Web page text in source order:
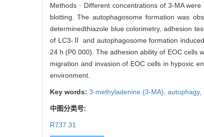
Methods · Different concentrations of 3-MA
blotting. The autophagosome formation was
determinedthiazole blue colorimetry, adhesion
of LC3-Ⅱ and autophagosome formation
24 h (P0.000). The adhesion ability of EOC cells
migration and invasion of EOC cells in hypoxic
environment.
Key words: 3-methyladenine (3-MA), autophagy,
中图分类号:
R737.31